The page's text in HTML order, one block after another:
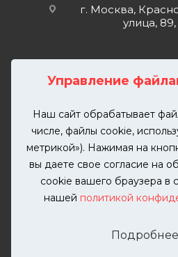
Управление
Наш сайт обрабатывает
числе, файлы cookie,
метрикой»). Нажимая на
вы даете свое согласие на
cookie вашего браузера в
нашей политикой
Подробнее
г. Москва,
улица, 89,
2026 © KUTUZOVV |
автомобилей. Вся информация
ООО
Публикация информации с
разрешения запрещена.
Почта: